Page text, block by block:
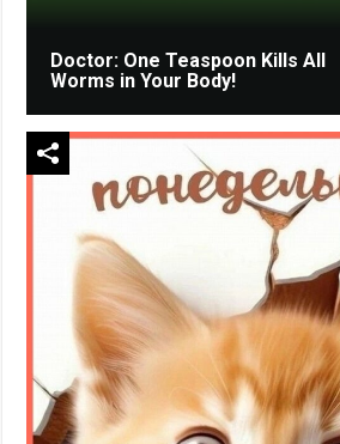
Doctor: One Teaspoon Kills All
Worms in Your Body!